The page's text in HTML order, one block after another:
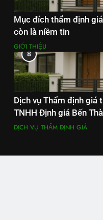
Mục đích thẩm định
còn là niềm tin
GIỚI THIỆU
8
Dịch vụ Thẩm định giá
TNHH Định giá Bến
DỊCH VỤ THẨM ĐỊNH GIÁ